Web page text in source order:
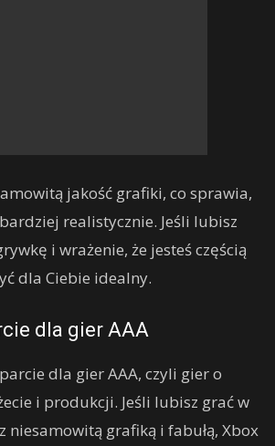
jakość grafiki, co sprawia,
realistycznie. Jeśli lubisz
i wrażenie, że jesteś częścią
dla Ciebie idealny.
dla gier AAA
dla gier AAA, czyli gier o
i produkcji. Jeśli lubisz grać w
niesamowitą grafiką i fabułą, Xbox